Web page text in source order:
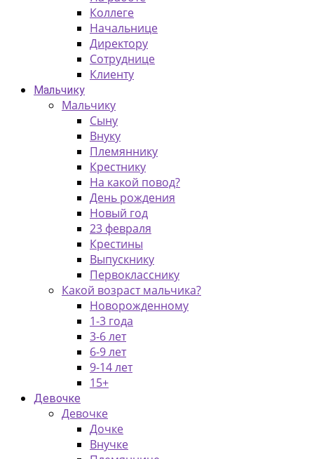
Коллеге
Начальнице
Директору
Сотруднице
Клиенту
Мальчику
Мальчику
Сыну
Внуку
Племяннику
Крестнику
На какой повод?
День рождения
Новый год
23 февраля
Крестины
Выпускнику
Первокласснику
Какой возраст мальчика?
Новорожденному
1-3 года
3-6 лет
6-9 лет
9-14 лет
15+
Девочке
Девочке
Дочке
Внучке